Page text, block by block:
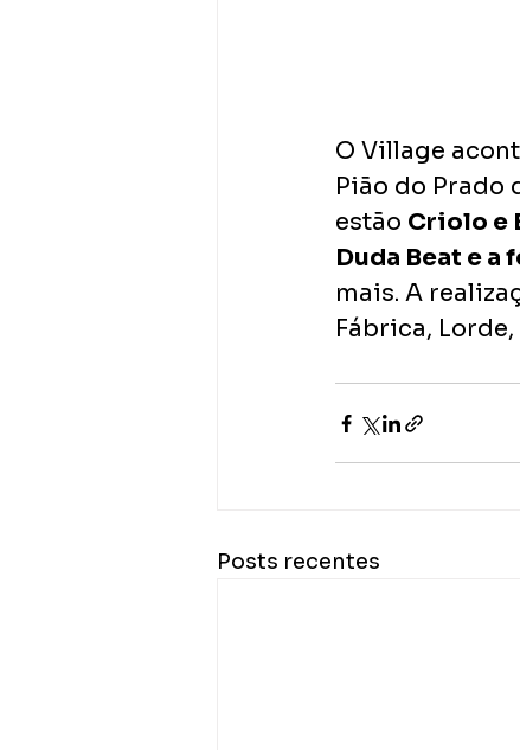
O Village
Pião do Prado
estão Criolo e
Duda Beat e a
mais. A
Fábrica,
Posts recentes